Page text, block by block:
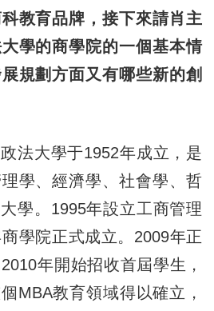
教育品牌，接下來請肖主
學的商學院的一個基本情
規劃方面又有哪些新的創
法大學于1952年成立，是
學、經濟學、社會學、哲
學。1995年設立工商管理
學院正式成立。2009年正
年開始招收首屆學生，
MBA教育領域得以確立，